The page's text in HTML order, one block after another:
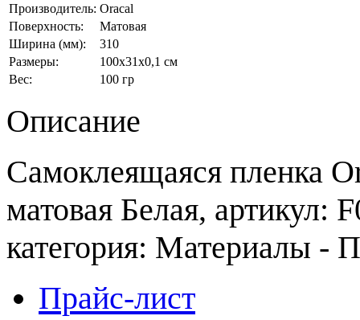
Производитель: Oracal
Поверхность:
Матовая
Ширина (мм):
310
Размеры:
100x31x0,1 см
Вес:
100 гр
Описание
Самоклеящаяся пленка
матовая Белая, артикул:
категория: Материалы -
Прайс-лист